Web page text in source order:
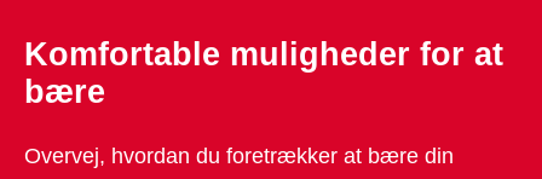
Komfortable muligheder for at
bære
Overvej, hvordan du foretrækker at bære din